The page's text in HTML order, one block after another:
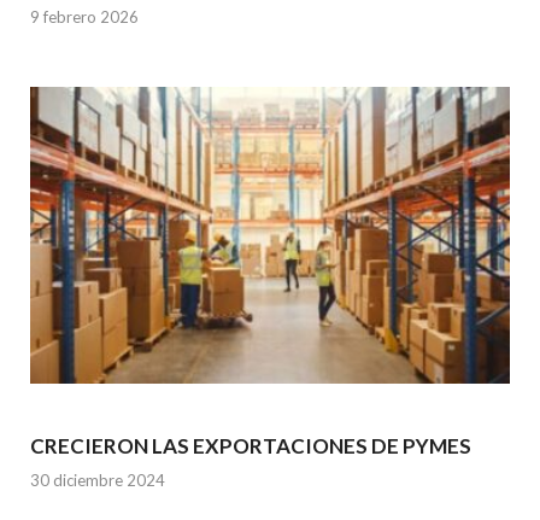
9 febrero 2026
CRECIERON LAS EXPORTACIONES DE PYMES
30 diciembre 2024